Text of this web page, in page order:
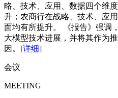
略、技术、应用、数据四个维
升；农商行在战略、技术、应
面均有所提升。 《报告》强调
大模型技术进展，并将其作为
因。 [详细]
会议
MEETING